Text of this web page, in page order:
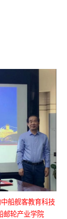
船舰客教育科技
邮轮产业学院